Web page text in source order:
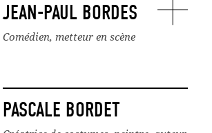
JEAN-PAUL BORDES
Comédien, metteur en scène
PASCALE BORDET